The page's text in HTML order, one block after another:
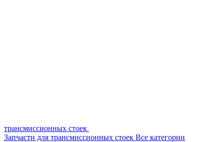
трансмиссионных стоек
Запчасти для трансмиссионных стоек Все категории